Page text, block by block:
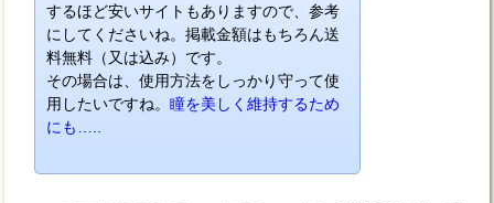
するほど安いサイトもありますので、参考
にしてくださいね。掲載金額はもちろん送
料無料（又は込み）です。
その場合は、使用方法をしっかり守って使
用したいですね。瞳を美しく維持するため
にも…..